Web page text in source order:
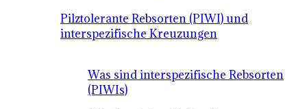
Pilztolerante Rebsorten (PIWI) und
interspezifische Kreuzungen
Was sind interspezifische Rebsorten
(PIWIs)